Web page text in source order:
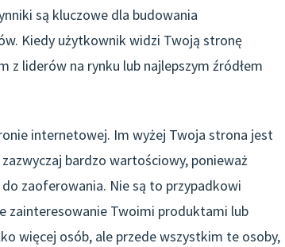
są kluczowe dla budowania
Kiedy użytkownik widzi Twoją stronę
z liderów na rynku lub najlepszym źródłem
internetowej. Im wyżej Twoja strona jest
bardzo wartościowy, ponieważ
zaoferowania. Nie są to przypadkowi
zainteresowanie Twoimi produktami lub
więcej osób, ale przede wszystkim te osoby,